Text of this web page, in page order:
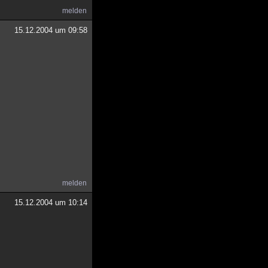
melden
15.12.2004 um 09:58
melden
15.12.2004 um 10:14